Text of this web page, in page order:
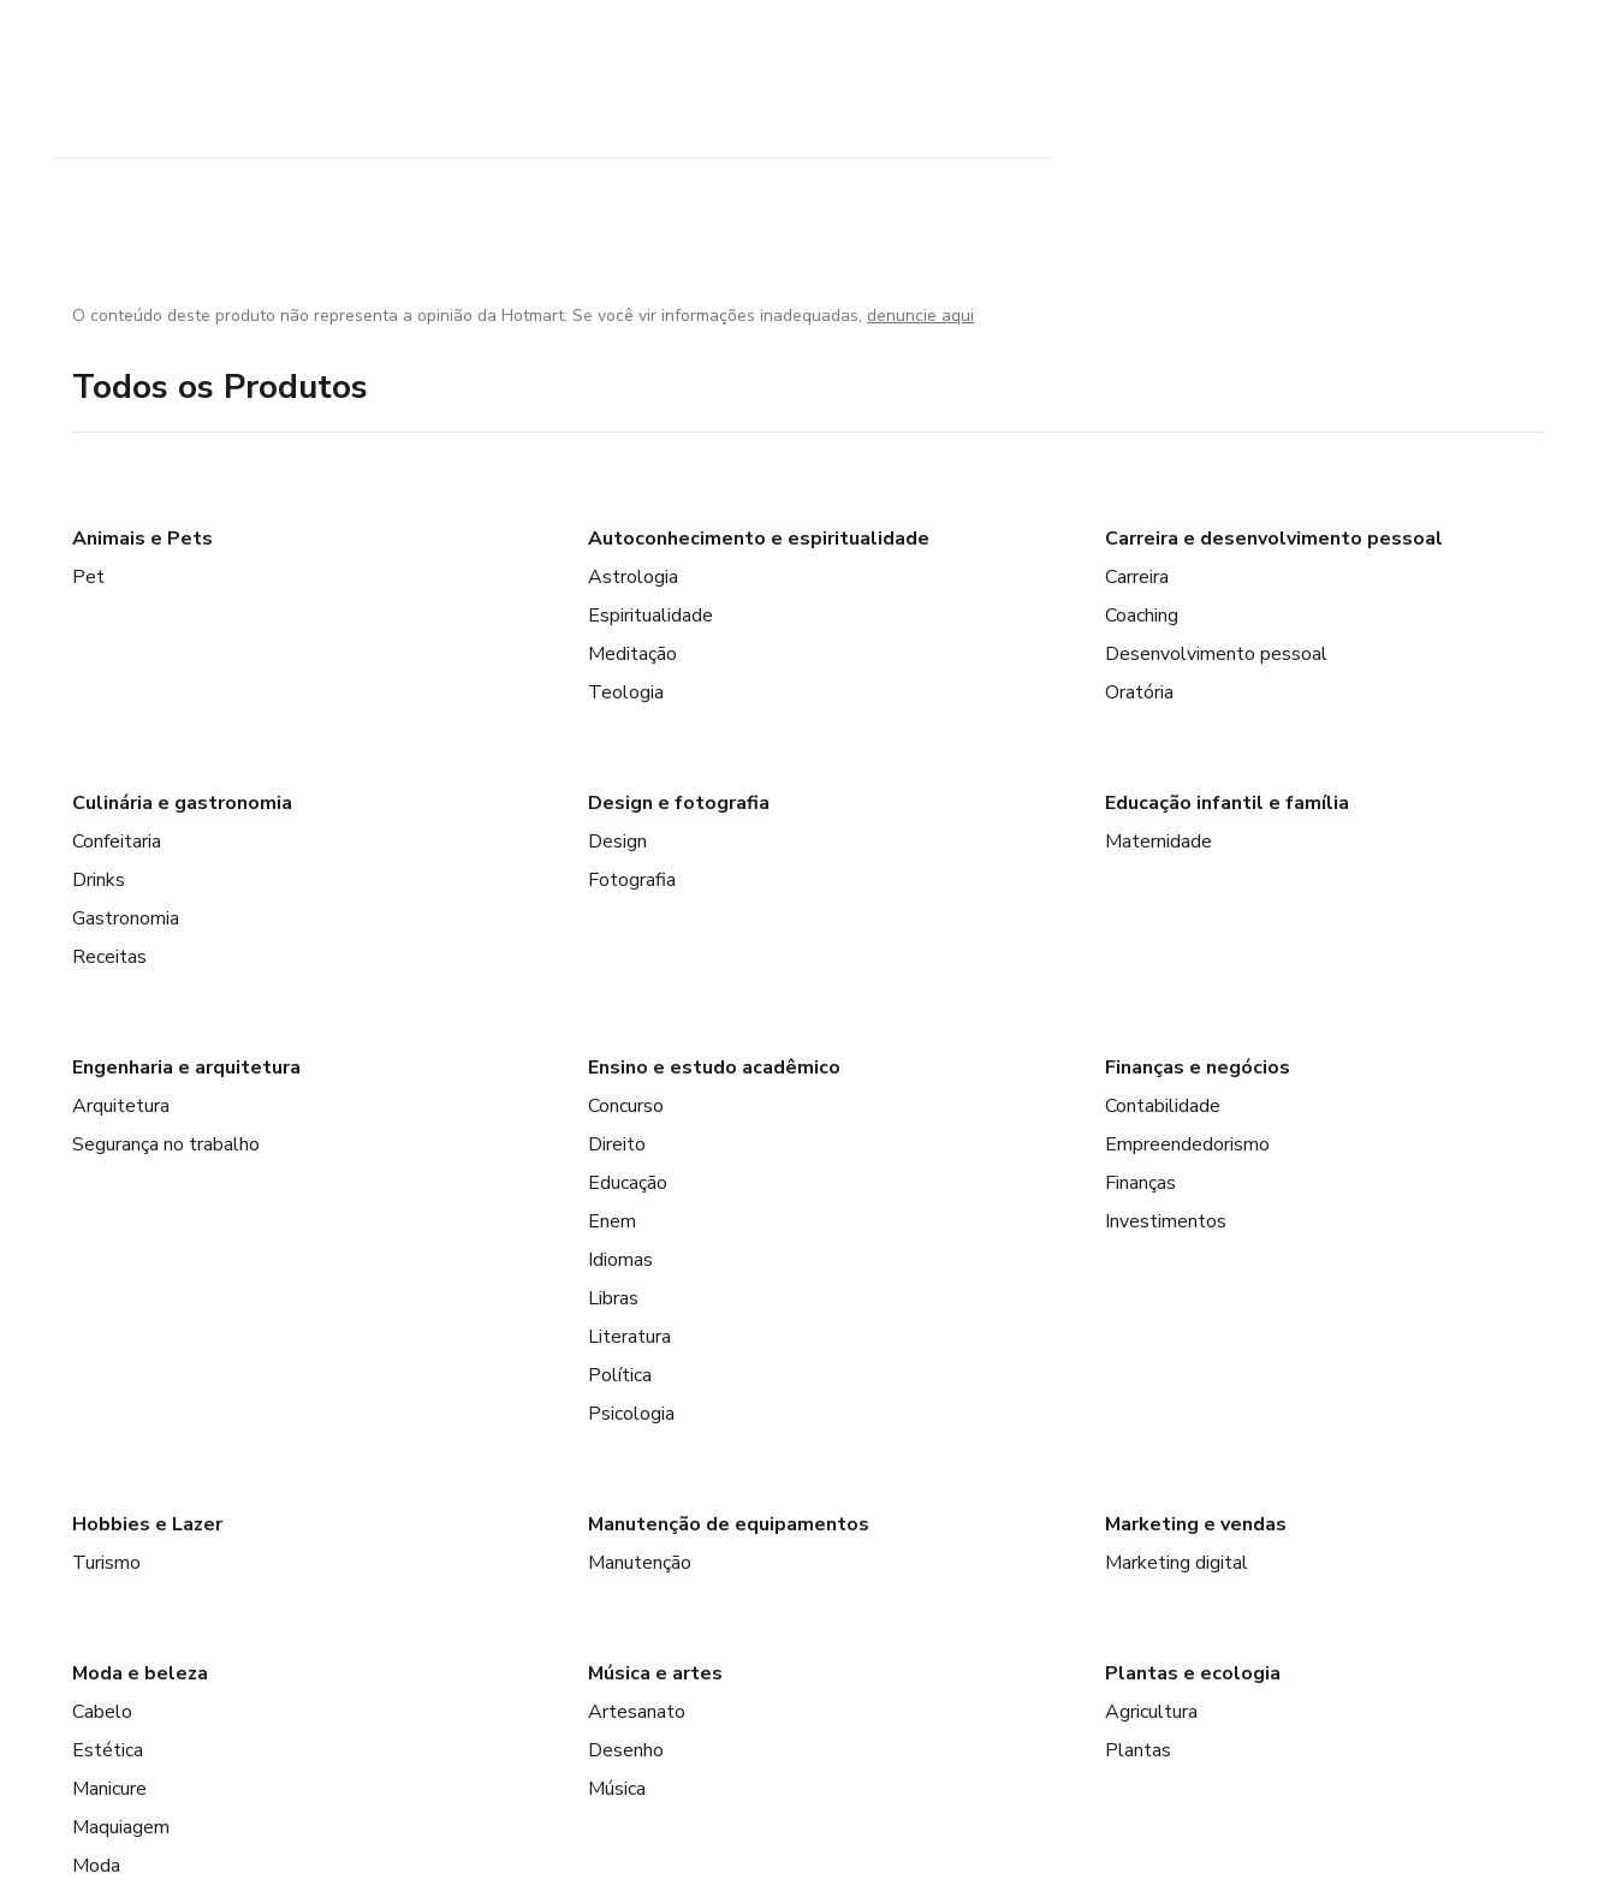
O conteúdo deste produto não representa a opinião da Hotmart. Se você vir informações inadequadas, denuncie aqui
Todos os Produtos
Animais e Pets
Pet
Autoconhecimento e espiritualidade
Astrologia
Espiritualidade
Meditação
Teologia
Carreira e desenvolvimento pessoal
Carreira
Coaching
Desenvolvimento pessoal
Oratória
Culinária e gastronomia
Confeitaria
Drinks
Gastronomia
Receitas
Design e fotografia
Design
Fotografia
Educação infantil e família
Maternidade
Engenharia e arquitetura
Arquitetura
Segurança no trabalho
Ensino e estudo acadêmico
Concurso
Direito
Educação
Enem
Idiomas
Libras
Literatura
Política
Psicologia
Finanças e negócios
Contabilidade
Empreendedorismo
Finanças
Investimentos
Hobbies e Lazer
Turismo
Manutenção de equipamentos
Manutenção
Marketing e vendas
Marketing digital
Moda e beleza
Cabelo
Estética
Manicure
Maquiagem
Moda
Música e artes
Artesanato
Desenho
Música
Plantas e ecologia
Agricultura
Plantas